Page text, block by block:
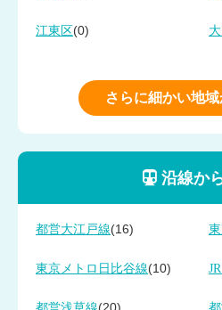
江東区 (0)
さらに細かい地
沿線か
都営大江戸線(16)
東京メトロ日比谷線(10)